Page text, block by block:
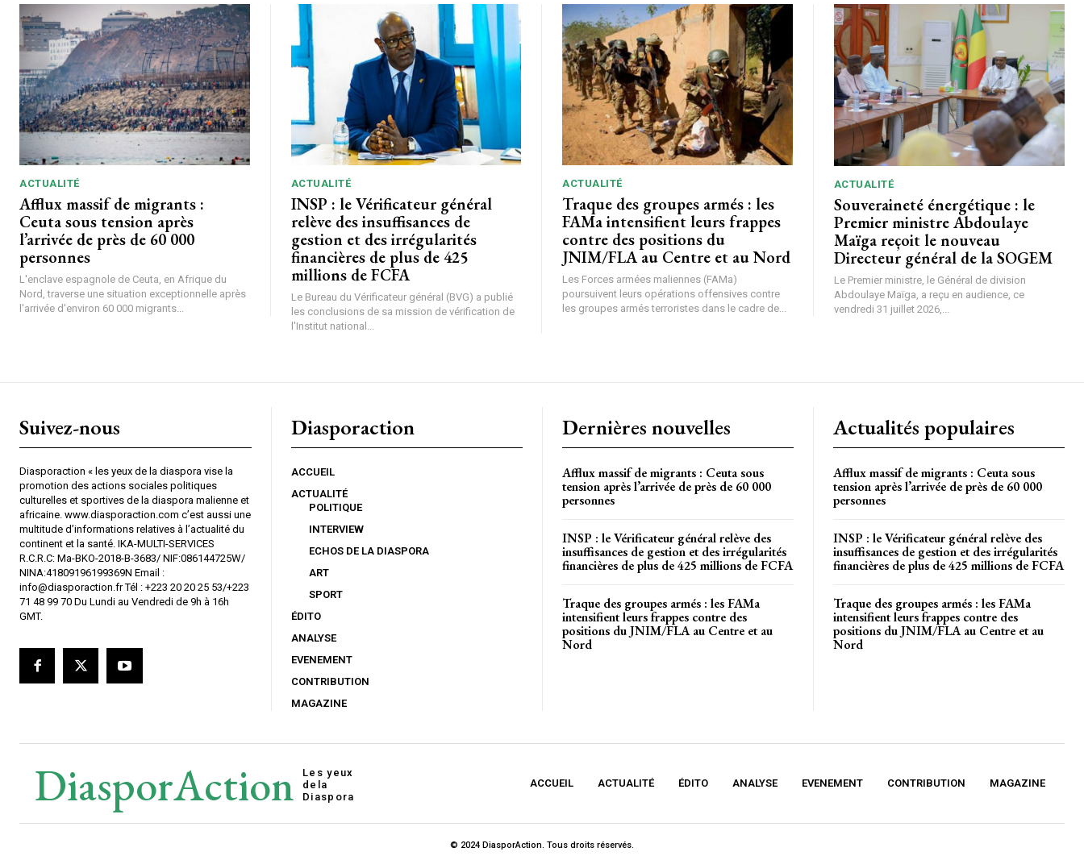
ACTUALITÉ
Afflux massif de migrants :
Ceuta sous tension après
l’arrivée de près de 60 000
personnes
L'enclave espagnole de Ceuta, en Afrique du
Nord, traverse une situation exceptionnelle après
l'arrivée d'environ 60 000 migrants...
ACTUALITÉ
INSP : le Vérificateur général
relève des insuffisances de
gestion et des irrégularités
financières de plus de 425
millions de FCFA
Le Bureau du Vérificateur général (BVG) a publié
les conclusions de sa mission de vérification de
l'Institut national...
ACTUALITÉ
Traque des groupes armés : les
FAMa intensifient leurs frappes
contre des positions du
JNIM/FLA au Centre et au Nord
Les Forces armées maliennes (FAMa)
poursuivent leurs opérations offensives contre
les groupes armés terroristes dans le cadre de...
ACTUALITÉ
Souveraineté énergétique : le
Premier ministre Abdoulaye
Maïga reçoit le nouveau
Directeur général de la SOGEM
Le Premier ministre, le Général de division
Abdoulaye Maïga, a reçu en audience, ce
vendredi 31 juillet 2026,...
Suivez-nous
Diasporaction « les yeux de la diaspora vise la
promotion des actions sociales politiques
culturelles et sportives de la diaspora malienne et
africaine. www.diasporaction.com c’est aussi une
multitude d’informations relatives à l’actualité du
continent et la santé. IKA-MULTI-SERVICES
R.C.R.C: Ma-BKO-2018-B-3683/ NIF:086144725W/
NINA:41809196199369N Email :
info@diasporaction.fr Tél : +223 20 20 25 53/+223
71 48 99 70 Du Lundi au Vendredi de 9h à 16h
GMT.
Diasporaction
ACCUEIL
ACTUALITÉ
POLITIQUE
INTERVIEW
ECHOS DE LA DIASPORA
ART
SPORT
ÉDITO
ANALYSE
EVENEMENT
CONTRIBUTION
MAGAZINE
Dernières nouvelles
Afflux massif de migrants : Ceuta sous
tension après l’arrivée de près de 60 000
personnes
INSP : le Vérificateur général relève des
insuffisances de gestion et des irrégularités
financières de plus de 425 millions de FCFA
Traque des groupes armés : les FAMa
intensifient leurs frappes contre des
positions du JNIM/FLA au Centre et au
Nord
Actualités populaires
Afflux massif de migrants : Ceuta sous
tension après l’arrivée de près de 60 000
personnes
INSP : le Vérificateur général relève des
insuffisances de gestion et des irrégularités
financières de plus de 425 millions de FCFA
Traque des groupes armés : les FAMa
intensifient leurs frappes contre des
positions du JNIM/FLA au Centre et au
Nord
DiasporAction
Les yeux
de la
Diaspora
ACCUEIL ACTUALITÉ ÉDITO ANALYSE EVENEMENT CONTRIBUTION MAGAZINE
© 2024 DiasporAction. Tous droits réservés.